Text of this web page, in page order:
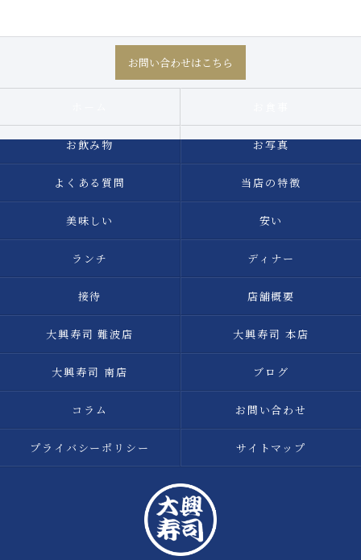
お問い合わせはこちら
お飲み物 お写真
よくある質問 当店の特徴
美味しい 安い
ランチ ディナー
接待 店舗概要
大興寿司 難波店 大興寿司 本店
大興寿司 南店 ブログ
コラム お問い合わせ
プライバシーポリシー サイトマップ